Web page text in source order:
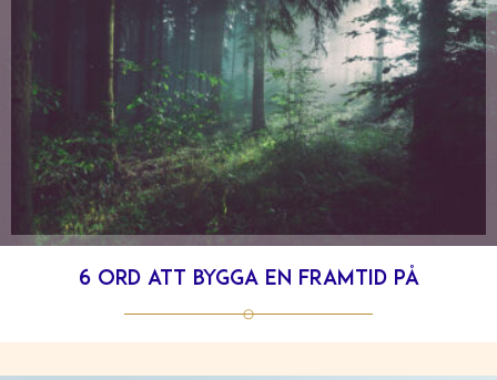
6 ord att bygga en framtid på